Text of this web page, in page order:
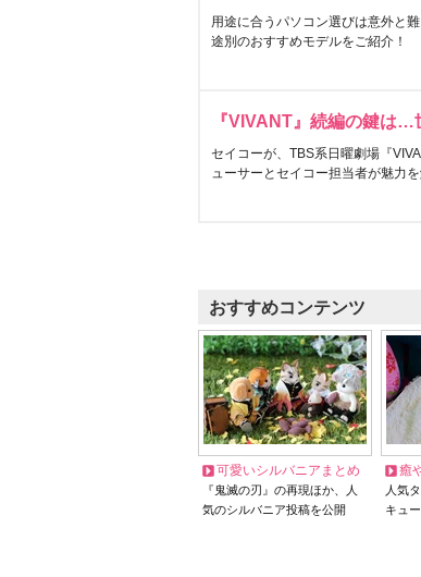
用途に合うパソコン選びは意外と
途別のおすすめモデルをご紹介！
『VIVANT』続編の鍵は
セイコーが、TBS系日曜劇場『
ューサーとセイコー担当者が魅力を
おすすめコンテンツ
可愛いシルバニアまとめ
『鬼滅の刃』の再現ほか、人
気のシルバニア投稿を公開
癒
人気
キュ